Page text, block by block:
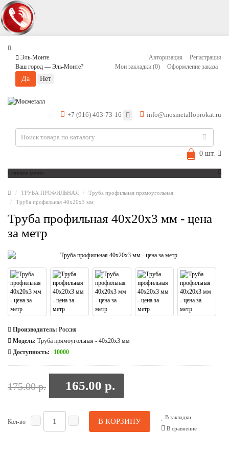
Эль-Монте
Ваш город — Эль-Монте?
Авторизация
Регистрация
Мои закладки (0)
Оформление заказа
+7 (916) 403-73-16 info@mosmetalloprokat.ru
0 шт.
Главное меню
ТРУБА ПРОФИЛЬНАЯ
Труба профильная прямоугольная
Труба профильная 40x20x3 мм
Труба профильная 40х20х3 мм - цена
за метр
Производитель: Россия
Модель: Труба прямоугольная - 40x20x3 мм
Доступность:
10000
175.00 р. 165.00 р.
Кол-во В КОРЗИНУ
В закладки
В сравнение